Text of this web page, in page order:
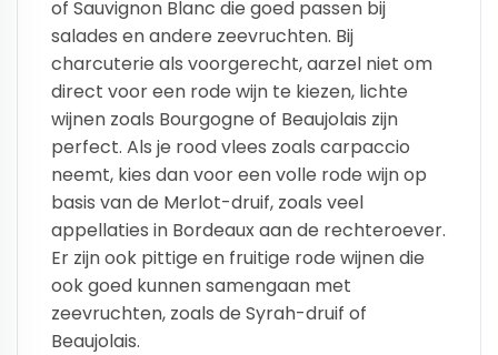
of Sauvignon Blanc die goed passen bij
salades en andere zeevruchten. Bij
charcuterie als voorgerecht, aarzel niet om
direct voor een rode wijn te kiezen, lichte
wijnen zoals Bourgogne of Beaujolais zijn
perfect. Als je rood vlees zoals carpaccio
neemt, kies dan voor een volle rode wijn op
basis van de Merlot-druif, zoals veel
appellaties in Bordeaux aan de rechteroever.
Er zijn ook pittige en fruitige rode wijnen die
ook goed kunnen samengaan met
zeevruchten, zoals de Syrah-druif of
Beaujolais.